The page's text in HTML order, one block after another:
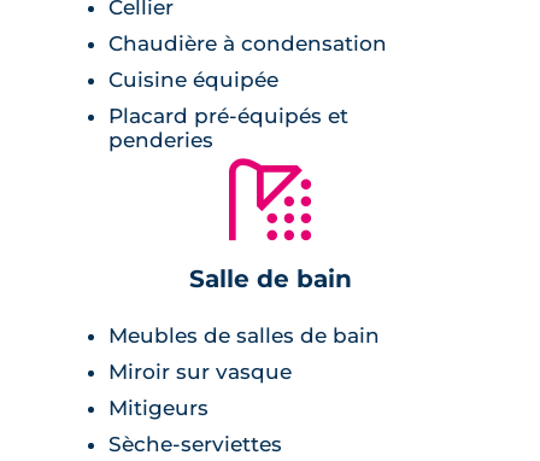
des petites tuiles rouges. De grands balcons
offrent du volume aux bâtiments.
Prestations du bien neuf
peinture lisse blanche sur les murs,
carrelage grandes dimensions,
baie vitrée à double vitrage,
volets roulants électriques,
Cellier
Chaudière à condensation
Cuisine équipée
Placard pré-équipés et
penderies
🚿
Salle de bain
Meubles de salles de bain
Miroir sur vasque
Mitigeurs
Sèche-serviettes